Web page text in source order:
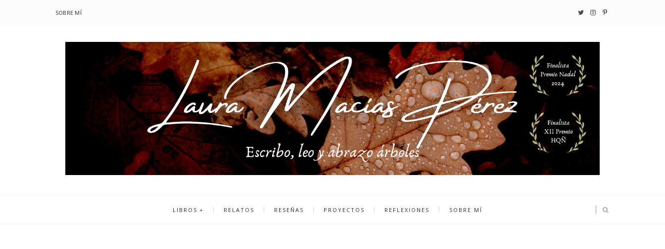
SOBRE MÍ
LIBROS RELATOS RESEÑAS PROYECTOS REFLEXIONES SOBRE MÍ